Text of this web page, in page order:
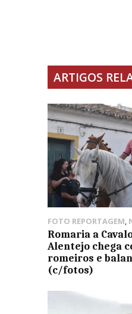
ARTIGOS
FOTO REPORTAGEM,
Romaria a
Alentejo chega
romeiros e
(c/fotos)